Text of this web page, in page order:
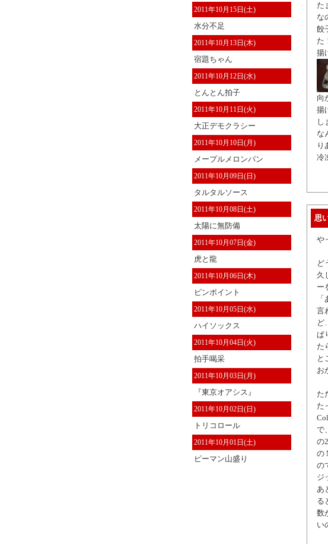
2011年10月15日(土)
水分不足
2011年10月13日(木)
宿題ちゃん
2011年10月12日(水)
とんとん拍子
2011年10月11日(火)
大正デモクラシー
2011年10月10日(月)
メープルメロンパン
2011年10月09日(日)
タルタルソース
2011年10月08日(土)
太陽に無防備
2011年10月07日(金)
虎と龍
2011年10月06日(木)
ピンポイント
2011年10月05日(水)
ハイソックス
2011年10月04日(火)
拍手喝采
2011年10月03日(月)
『東京オアシス』
2011年10月02日(日)
トリコロール
2011年10月01日(土)
ピーマン山盛り
た
な
餃
た
揚
向
揚
し
な
り
冷
思
や
ど
久
ー
言
ど
ぱ
た
と
お
た
た
で
の
の
の
ジ
あ
る
数
い